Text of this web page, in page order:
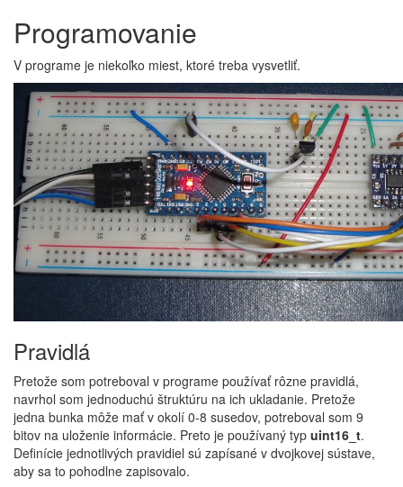
Programovanie
V programe je niekoľko miest, ktoré treba vysvetliť.
Pravidlá
Pretože som potreboval v programe používať rôzne pravidlá,
navrhol som jednoduchú štruktúru na ich ukladanie. Pretože
jedna bunka môže mať v okolí 0-8 susedov, potreboval som 9
bitov na uloženie informácie. Preto je používaný typ uint16_t.
Definície jednotlivých pravidiel sú zapísané v dvojkovej sústave,
aby sa to pohodlne zapisovalo.